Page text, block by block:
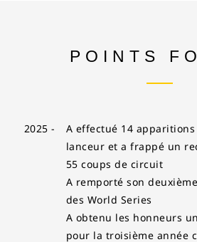
POINTS
2025 -
A effectué 14
lanceur et a frappé un
55 coups de circuit
A remporté son
des World Series
A obtenu les honneurs
pour la troisième année